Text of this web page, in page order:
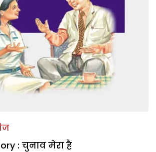
: चुनाव मेरा है